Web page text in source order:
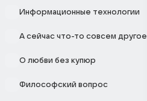
Информационные технологии
А сейчас что-то совсем другое
О любви без купюр
Философский вопрос